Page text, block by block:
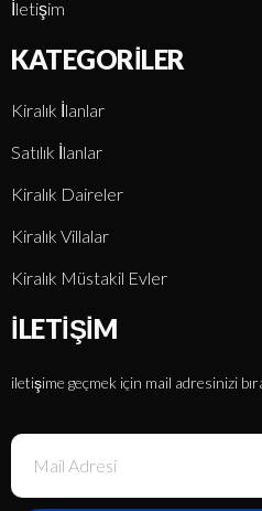
İletişim
KATEGORILER
Kiralık İlanlar
Satılık İlanlar
Kiralık Daireler
Kiralık Villalar
Kiralık Müstakil Evler
İLETIŞIM
iletişime geçmek için mail adresinizi